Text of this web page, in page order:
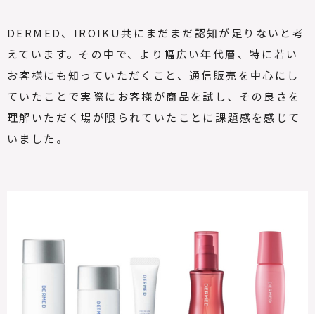
DERMED、IROIKU共にまだまだ認知が足りないと考
えています。その中で、より幅広い年代層、特に若い
お客様にも知っていただくこと、通信販売を中心にし
ていたことで実際にお客様が商品を試し、その良さを
理解いただく場が限られていたことに課題感を感じて
いました。